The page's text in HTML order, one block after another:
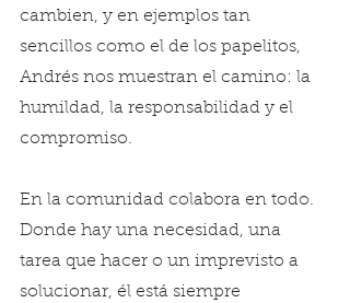
cambien, y en ejemplos tan
sencillos como el de los papelitos,
Andrés nos muestran el camino: la
humildad, la responsabilidad y el
compromiso.
En la comunidad colabora en todo.
Donde hay una necesidad, una
tarea que hacer o un imprevisto a
solucionar, él está siempre